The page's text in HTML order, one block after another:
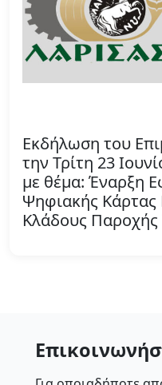
Εκδήλωση του
την Τρίτη 23
με θέμα: Έναρξη
Ψηφιακής Κάρτας
Κλάδους